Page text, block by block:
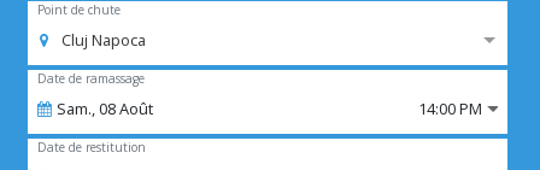
Point de chute
Cluj Napoca
Date de ramassage
Sam.,08Août 14:00 PM
Date de restitution